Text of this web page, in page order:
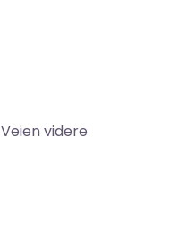
Veien videre